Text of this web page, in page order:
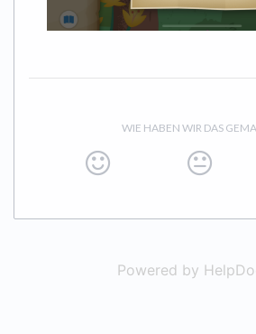
WIE HABEN WIR DAS
Powered by